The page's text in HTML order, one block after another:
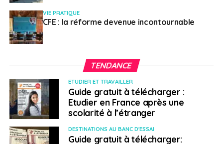
VIE PRATIQUE
CFE : la réforme devenue incontournable
TENDANCE
ETUDIER ET TRAVAILLER
Guide gratuit à télécharger :
Etudier en France après une
scolarité à l’étranger
DESTINATIONS AU BANC D'ESSAI
Guide gratuit à télécharger: